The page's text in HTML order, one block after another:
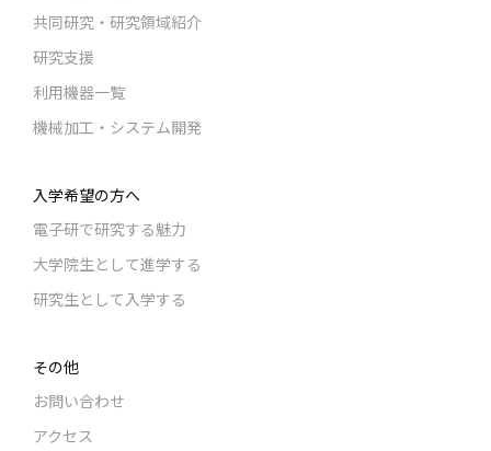
共同研究・研究領域紹介
研究支援
利用機器一覧
機械加工・システム開発
入学希望の方へ
電子研で研究する魅力
大学院生として進学する
研究生として入学する
その他
お問い合わせ
アクセス